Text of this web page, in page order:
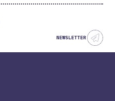
NEWSLETTER